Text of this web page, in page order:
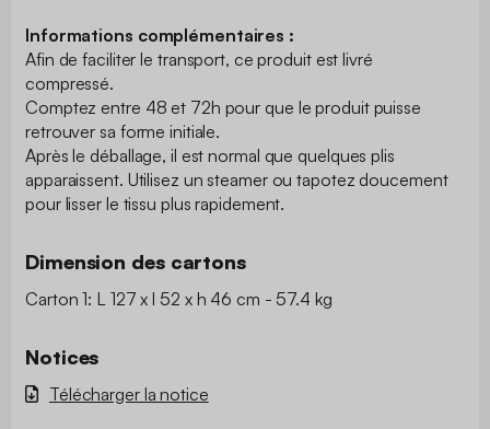
Informations complémentaires :
Afin de faciliter le transport, ce produit est livré
compressé.
Comptez entre 48 et 72h pour que le produit puisse
retrouver sa forme initiale.
Après le déballage, il est normal que quelques plis
apparaissent. Utilisez un steamer ou tapotez doucement
pour lisser le tissu plus rapidement.
Dimension des cartons
Carton 1: L 127 x l 52 x h 46 cm - 57.4 kg
Notices
Télécharger la notice